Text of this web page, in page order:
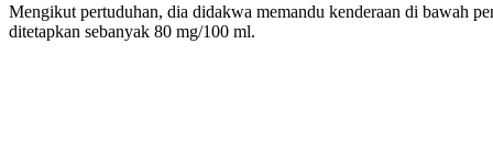
Mengikut pertuduhan, dia didakwa memandu kenderaan di bawah
ditetapkan sebanyak 80 mg/100 ml.